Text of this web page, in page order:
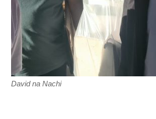
David na Nachi